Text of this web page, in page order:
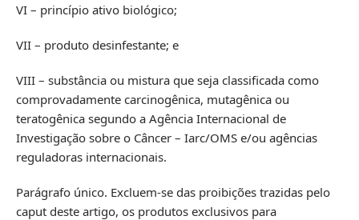
VI – princípio ativo biológico;
VII – produto desinfestante; e
VIII – substância ou mistura que seja classificada como
comprovadamente carcinogênica, mutagênica ou
teratogênica segundo a Agência Internacional de
Investigação sobre o Câncer – Iarc/OMS e/ou agências
reguladoras internacionais.
Parágrafo único. Excluem-se das proibições trazidas pelo
caput deste artigo, os produtos exclusivos para